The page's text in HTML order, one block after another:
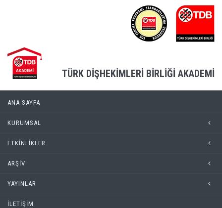
TÜRK DİŞHEKİMLERİ BİRLİĞİ AKADEMİ
ANA SAYFA
KURUMSAL
ETKİNLİKLER
ARŞİV
YAYINLAR
İLETİŞİM